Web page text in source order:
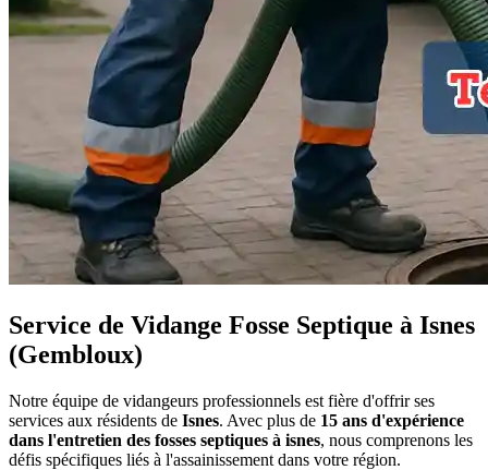
Service de Vidange Fosse Septique à Isnes
(Gembloux)
Notre équipe de vidangeurs professionnels est fière d'offrir ses
services aux résidents de Isnes. Avec plus de 15 ans d'expérience
dans l'entretien des fosses septiques à isnes, nous comprenons les
défis spécifiques liés à l'assainissement dans votre région.